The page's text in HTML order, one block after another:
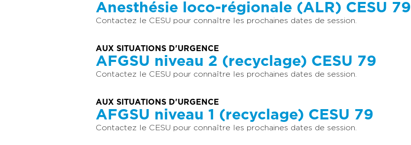
Anesthésie loco-régionale (ALR) CESU 79
Contactez le CESU pour connaître les prochaines dates de session.
AUX SITUATIONS D'URGENCE
AFGSU niveau 2 (recyclage) CESU 79
Contactez le CESU pour connaître les prochaines dates de session.
AUX SITUATIONS D'URGENCE
AFGSU niveau 1 (recyclage) CESU 79
Contactez le CESU pour connaître les prochaines dates de session.